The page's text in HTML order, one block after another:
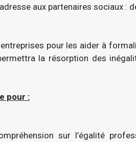
aux partenaires sociaux :
pour les aider à
la résorption des
pour :
sur l’égalité